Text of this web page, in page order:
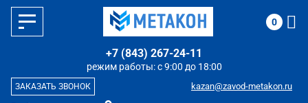
режим работы: с 9:00 до 18:00
+7 (843) 267-24-11
kazan@zavod-metakon.ru
ЗАКАЗАТЬ ЗВОНОК
0